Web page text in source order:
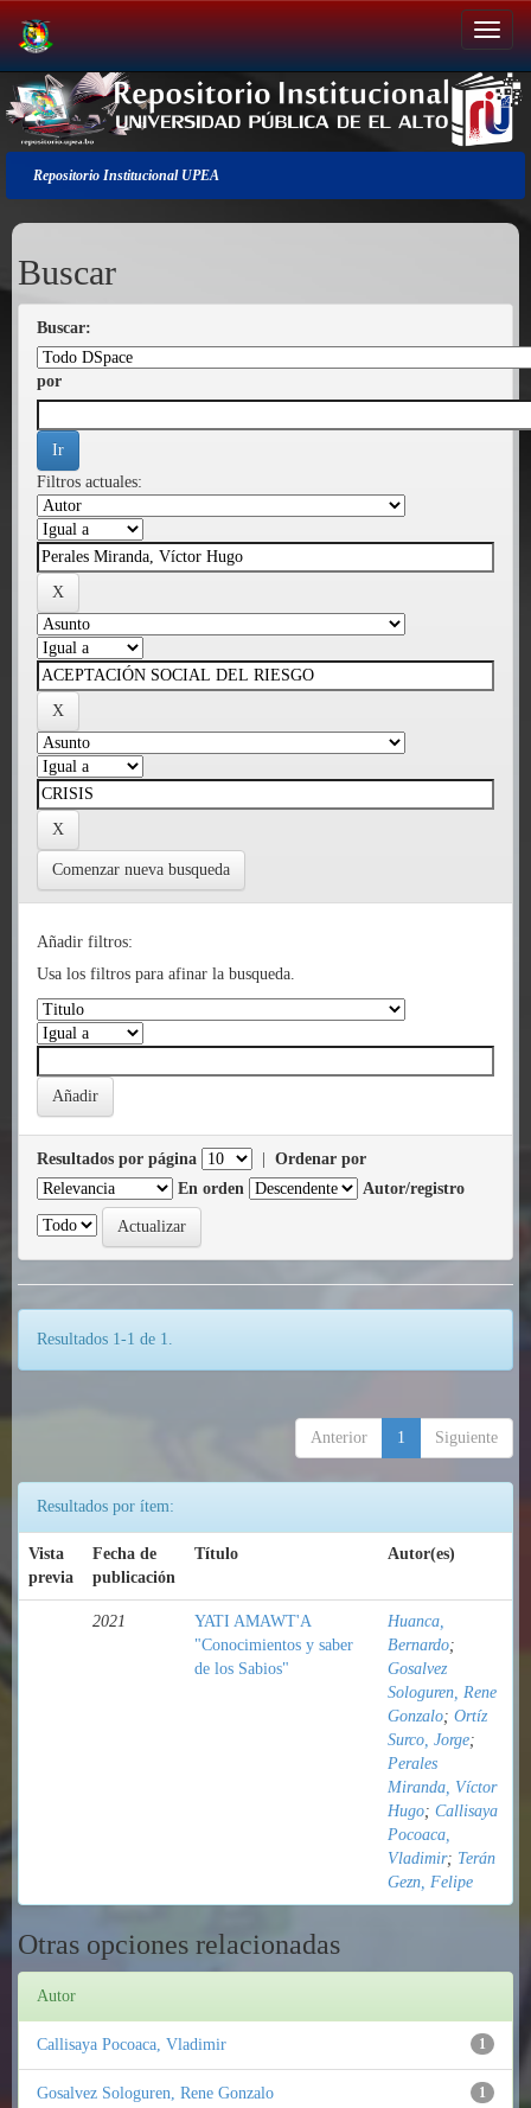
Salir
de
la
navegación
Repositorio Institucional UPEA
Buscar
Buscar:
por
Filtros actuales:
Comenzar nueva busqueda
Añadir filtros:
Usa los filtros para afinar la busqueda.
Resultados por página
Ordenar por
En orden
Autor/registro
Resultados 1-1 de 1.
Anterior 1 Siguiente
Resultados por ítem:
Vista
previa
Fecha de
publicación
Título Autor(es)
2021
YATI AMAWT'A
"Conocimientos y saber
de los Sabios"
Huanca,
Bernardo;
Gosalvez
Sologuren, Rene
Gonzalo; Ortíz
Surco, Jorge;
Perales
Miranda, Víctor
Hugo; Callisaya
Pocoaca,
Vladimir; Terán
Gezn, Felipe
Otras opciones relacionadas
Autor
1
Callisaya Pocoaca, Vladimir
1
Gosalvez Sologuren, Rene Gonzalo